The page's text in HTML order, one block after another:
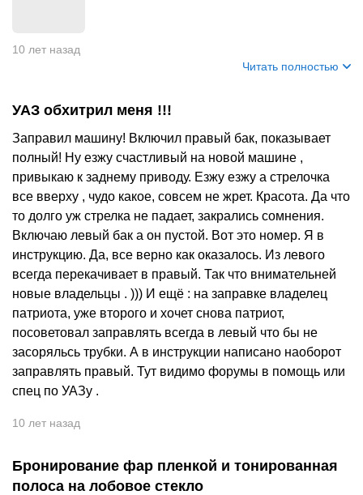
10 лет назад
Читать полностью
УАЗ обхитрил меня !!!
Заправил машину! Включил правый бак, показывает
полный! Ну езжу счастливый на новой машине ,
привыкаю к заднему приводу. Езжу езжу а стрелочка
все вверху , чудо какое, совсем не жрет. Красота. Да что
то долго уж стрелка не падает, закрались сомнения.
Включаю левый бак а он пустой. Вот это номер. Я в
инструкцию. Да, все верно как оказалось. Из левого
всегда перекачивает в правый. Так что внимательней
новые владельцы . ))) И ещё : на заправке владелец
патриота, уже второго и хочет снова патриот,
посоветовал заправлять всегда в левый что бы не
засоряльсь трубки. А в инструкции написано наоборот
заправлять правый. Тут видимо форумы в помощь или
спец по УАЗу .
10 лет назад
Бронирование фар пленкой и тонированная
полоса на лобовое стекло